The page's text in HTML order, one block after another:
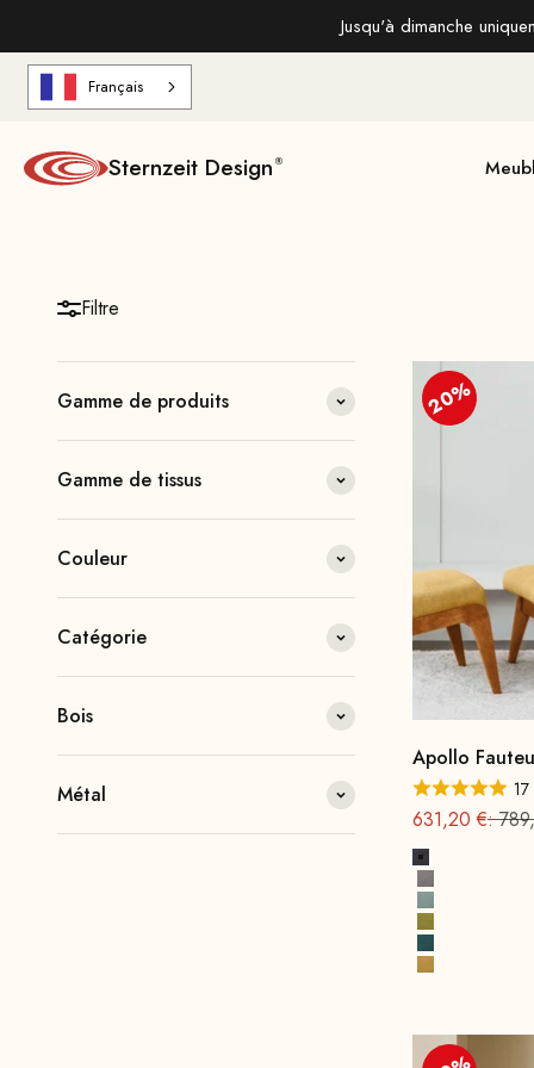
Jusqu'à dimanche
Français
Sternzeit Design
Filtre
Gamme de produits
Gamme de tissus
Couleur
Catégorie
Bois
Métal
20%
Apollo
17
Offre à partir
631,20 €Prix
:
Gris foncé
Gris
Vert d'eau
Vert moutarde
Bleu Pétrole
Jaune